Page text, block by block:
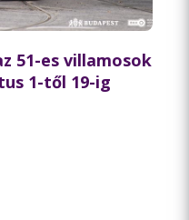
51-es villamosok
1-től 19-ig